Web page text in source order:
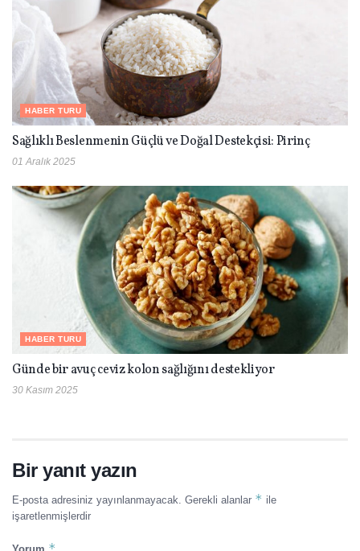
HABER TURU
Sağlıklı Beslenmenin Güçlü ve Doğal Destekçisi: Pirinç
01 Aralık 2025
HABER TURU
Günde bir avuç ceviz kolon sağlığını destekliyor
30 Kasım 2025
Bir yanıt yazın
E-posta adresiniz yayınlanmayacak. Gerekli alanlar * ile
işaretlenmişlerdir